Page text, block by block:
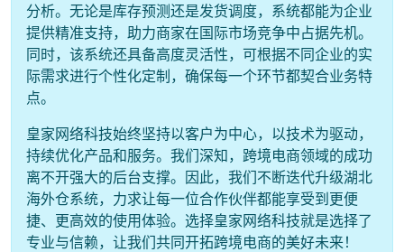
分析。无论是库存预测还是发货调度，系统都能为企业
提供精准支持，助力商家在国际市场竞争中占据先机。
同时，该系统还具备高度灵活性，可根据不同企业的实
际需求进行个性化定制，确保每一个环节都契合业务特
点。
皇家网络科技始终坚持以客户为中心，以技术为驱动，
持续优化产品和服务。我们深知，跨境电商领域的成功
离不开强大的后台支撑。因此，我们不断迭代升级湖北
海外仓系统，力求让每一位合作伙伴都能享受到更便
捷、更高效的使用体验。选择皇家网络科技就是选择了
专业与信赖，让我们共同开拓跨境电商的美好未来！